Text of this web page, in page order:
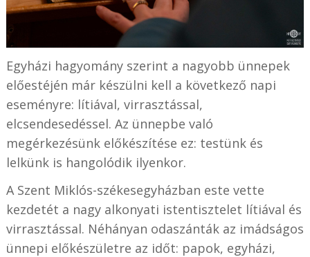
Egyházi hagyomány szerint a nagyobb ünnepek
előestéjén már készülni kell a következő napi
eseményre: lítiával, virrasztással,
elcsendesedéssel. Az ünnepbe való
megérkezésünk előkészítése ez: testünk és
lelkünk is hangolódik ilyenkor.
A Szent Miklós-székesegyházban este vette
kezdetét a nagy alkonyati istentisztelet lítiával és
virrasztással. Néhányan odaszánták az imádságos
ünnepi előkészületre az időt: papok, egyházi,